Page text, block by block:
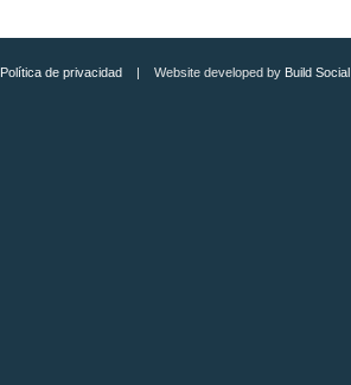
Política de privacidad | Website developed by Build Social